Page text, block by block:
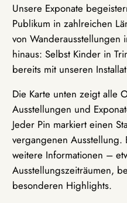
Unsere Exponate
Publikum in zahlreichen
von
hinaus: Selbst Kinder in
bereits mit unseren
Die Karte unten zeigt alle
Ausstellungen und
Jeder Pin markiert einen
vergangenen Ausstellung.
weitere Informationen –
Ausstellungszeiträumen,
besonderen Highlights.